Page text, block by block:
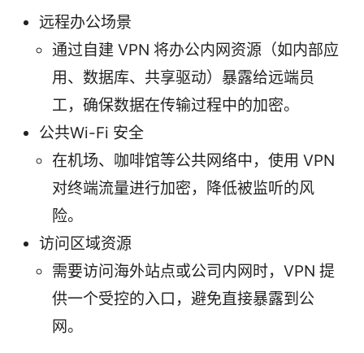
远程办公场景
通过自建 VPN 将办公内网资源（如内部应
用、数据库、共享驱动）暴露给远端员
工，确保数据在传输过程中的加密。
公共Wi-Fi 安全
在机场、咖啡馆等公共网络中，使用 VPN
对终端流量进行加密，降低被监听的风
险。
访问区域资源
需要访问海外站点或公司内网时，VPN 提
供一个受控的入口，避免直接暴露到公
网。